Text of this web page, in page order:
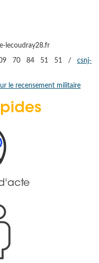
lecoudray28.fr
: 09 70 84 51 51 / csnj-
le recensement militaire